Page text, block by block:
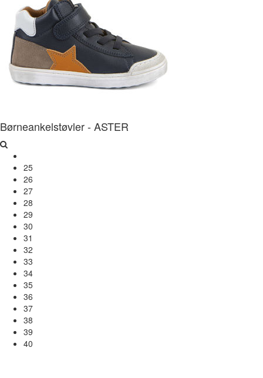
Børneankelstøvler - ASTER
25
26
27
28
29
30
31
32
33
34
35
36
37
38
39
40